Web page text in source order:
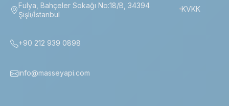
Fulya, Bahçeler Sokağı No:18/B, 34394
Şişli/İstanbul
+90 212 939 0898
info@masseyapi.com
KVKK